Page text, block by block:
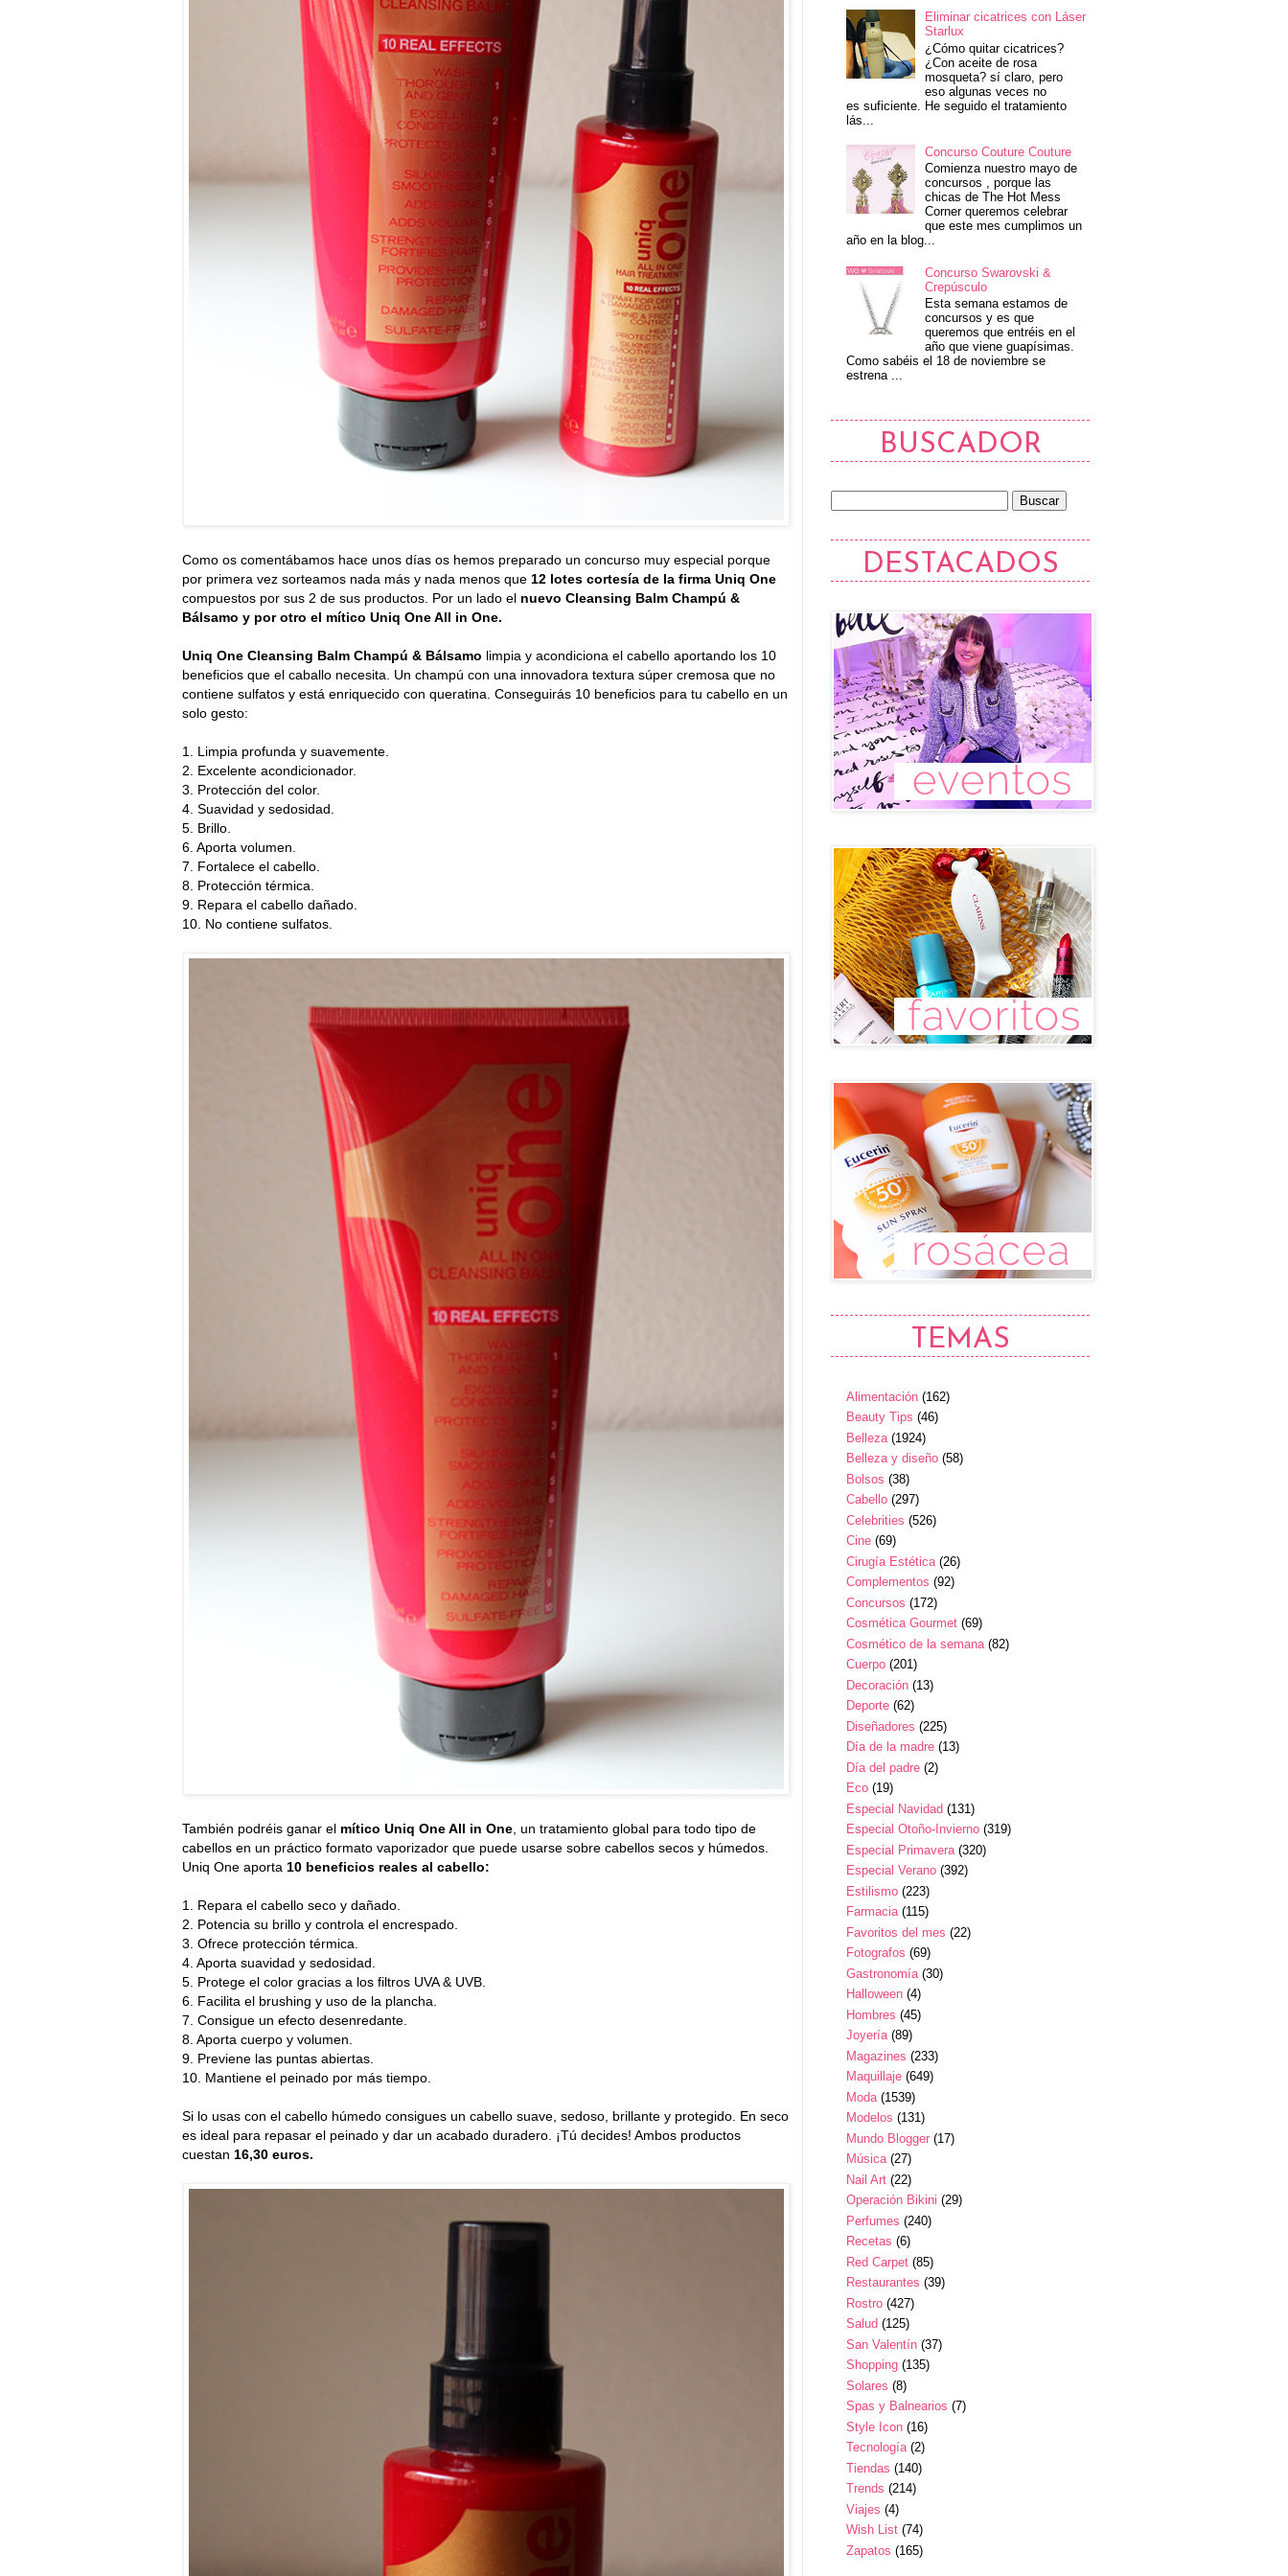
Como os comentábamos hace unos días os hemos preparado un concurso muy especial porque
por primera vez sorteamos nada más y nada menos que 12 lotes cortesía de la firma Uniq One
compuestos por sus 2 de sus productos. Por un lado el nuevo Cleansing Balm Champú &
Bálsamo y por otro el mítico Uniq One All in One.
Uniq One Cleansing Balm Champú & Bálsamo limpia y acondiciona el cabello aportando los 10
beneficios que el caballo necesita. Un champú con una innovadora textura súper cremosa que no
contiene sulfatos y está enriquecido con queratina. Conseguirás 10 beneficios para tu cabello en un
solo gesto:
1. Limpia profunda y suavemente.
2. Excelente acondicionador.
3. Protección del color.
4. Suavidad y sedosidad.
5. Brillo.
6. Aporta volumen.
7. Fortalece el cabello.
8. Protección térmica.
9. Repara el cabello dañado.
10. No contiene sulfatos.
También podréis ganar el mítico Uniq One All in One , un tratamiento global para todo tipo de
cabellos en un práctico formato vaporizador que puede usarse sobre cabellos secos y húmedos.
Uniq One aporta 10 beneficios reales al cabello:
1. Repara el cabello seco y dañado.
2. Potencia su brillo y controla el encrespado.
3. Ofrece protección térmica.
4. Aporta suavidad y sedosidad.
5. Protege el color gracias a los filtros UVA & UVB.
6. Facilita el brushing y uso de la plancha.
7. Consigue un efecto desenredante.
8. Aporta cuerpo y volumen.
9. Previene las puntas abiertas.
10. Mantiene el peinado por más tiempo.
Si lo usas con el cabello húmedo consigues un cabello suave, sedoso, brillante y protegido. En seco
es ideal para repasar el peinado y dar un acabado duradero. ¡Tú decides! Ambos productos
cuestan 16,30 euros.
Eliminar cicatrices con Láser
Starlux
¿Cómo quitar cicatrices?
¿Con aceite de rosa
mosqueta? sí claro, pero
eso algunas veces no
es suficiente. He seguido el tratamiento
lás...
Concurso Couture Couture
Comienza nuestro mayo de
concursos , porque las
chicas de The Hot Mess
Corner queremos celebrar
que este mes cumplimos un
año en la blog...
Concurso Swarovski &
Crepúsculo
Esta semana estamos de
concursos y es que
queremos que entréis en el
año que viene guapísimas.
Como sabéis el 18 de noviembre se
estrena ...
BUSCADOR
DESTACADOS
TEMAS
Alimentación (162)
Beauty Tips (46)
Belleza (1924)
Belleza y diseño (58)
Bolsos (38)
Cabello (297)
Celebrities (526)
Cine (69)
Cirugía Estética (26)
Complementos (92)
Concursos (172)
Cosmética Gourmet (69)
Cosmético de la semana (82)
Cuerpo (201)
Decoración (13)
Deporte (62)
Diseñadores (225)
Día de la madre (13)
Día del padre (2)
Eco (19)
Especial Navidad (131)
Especial Otoño-Invierno (319)
Especial Primavera (320)
Especial Verano (392)
Estilismo (223)
Farmacia (115)
Favoritos del mes (22)
Fotografos (69)
Gastronomía (30)
Halloween (4)
Hombres (45)
Joyería (89)
Magazines (233)
Maquillaje (649)
Moda (1539)
Modelos (131)
Mundo Blogger (17)
Música (27)
Nail Art (22)
Operación Bikini (29)
Perfumes (240)
Recetas (6)
Red Carpet (85)
Restaurantes (39)
Rostro (427)
Salud (125)
San Valentín (37)
Shopping (135)
Solares (8)
Spas y Balnearios (7)
Style Icon (16)
Tecnología (2)
Tiendas (140)
Trends (214)
Viajes (4)
Wish List (74)
Zapatos (165)